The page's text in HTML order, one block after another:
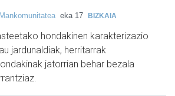
eka 17 BIZKAIA
hondakinen karakterizazio
jardunaldiak, herritarrak
jatorrian behar bezala